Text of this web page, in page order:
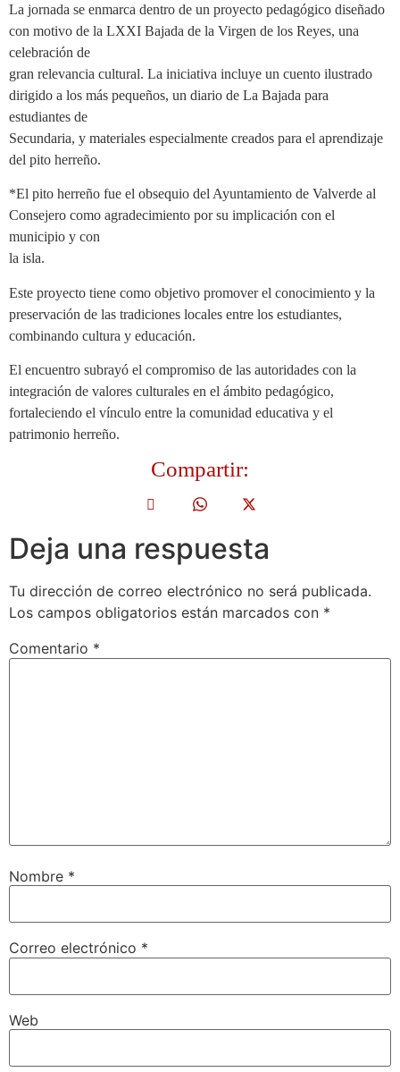
La jornada se enmarca dentro de un proyecto pedagógico diseñado
con motivo de la LXXI Bajada de la Virgen de los Reyes, una
celebración de
gran relevancia cultural. La iniciativa incluye un cuento ilustrado
dirigido a los más pequeños, un diario de La Bajada para
estudiantes de
Secundaria, y materiales especialmente creados para el aprendizaje
del pito herreño.
*El pito herreño fue el obsequio del Ayuntamiento de Valverde al
Consejero como agradecimiento por su implicación con el
municipio y con
la isla.
Este proyecto tiene como objetivo promover el conocimiento y la
preservación de las tradiciones locales entre los estudiantes,
combinando cultura y educación.
El encuentro subrayó el compromiso de las autoridades con la
integración de valores culturales en el ámbito pedagógico,
fortaleciendo el vínculo entre la comunidad educativa y el
patrimonio herreño.
Compartir:
Deja una respuesta
Tu dirección de correo electrónico no será publicada.
Los campos obligatorios están marcados con *
Comentario *
Nombre *
Correo electrónico *
Web